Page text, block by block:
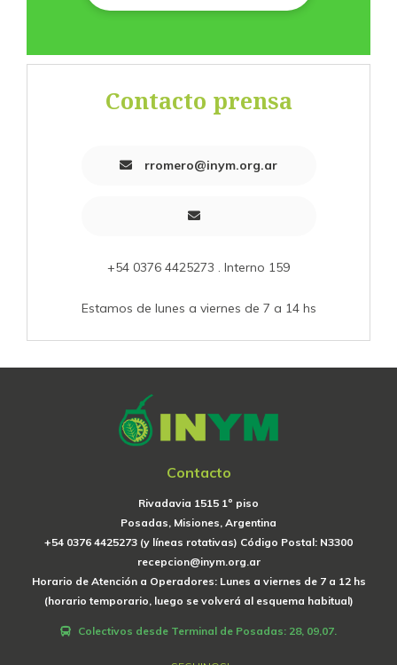
Contacto prensa
rromero@inym.org.ar
+54 0376 4425273 . Interno 159
Estamos de lunes a viernes de 7 a 14 hs
Contacto
Rivadavia 1515 1º piso
Posadas, Misiones, Argentina
+54 0376 4425273 (y líneas rotativas) Código Postal: N3300
recepcion@inym.org.ar
Horario de Atención a Operadores: Lunes a viernes de 7 a 12 hs
(horario temporario, luego se volverá al esquema habitual)
Colectivos desde Terminal de Posadas: 28, 09,07.